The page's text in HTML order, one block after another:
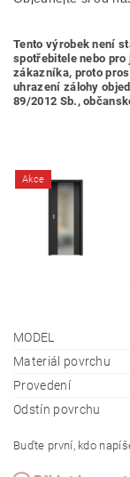
Tento výrobek není
spotřebitele nebo pro
zákazníka, proto
uhrazení zálohy
89/2012 Sb.,
Akce
MODEL
Materiál povrchu
Provedení
Odstín povrchu
Buďte první, kdo